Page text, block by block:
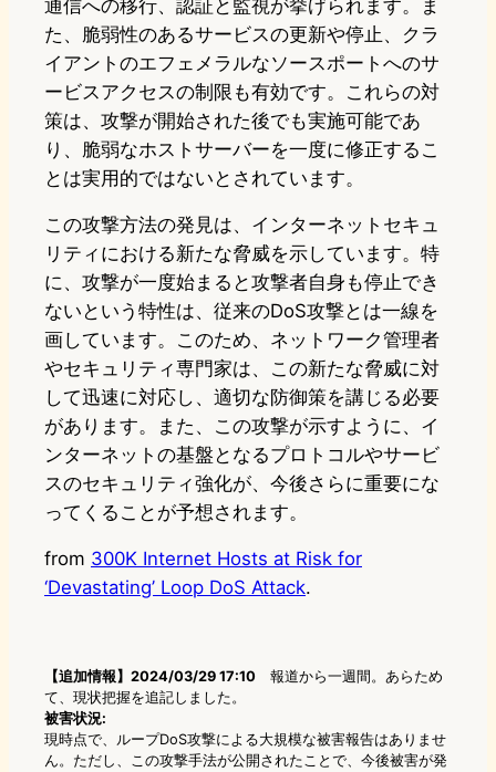
通信への移行、認証と監視が挙げられます。ま
た、脆弱性のあるサービスの更新や停止、クラ
イアントのエフェメラルなソースポートへのサ
ービスアクセスの制限も有効です。これらの対
策は、攻撃が開始された後でも実施可能であ
り、脆弱なホストサーバーを一度に修正するこ
とは実用的ではないとされています。
この攻撃方法の発見は、インターネットセキュ
リティにおける新たな脅威を示しています。特
に、攻撃が一度始まると攻撃者自身も停止でき
ないという特性は、従来のDoS攻撃とは一線を
画しています。このため、ネットワーク管理者
やセキュリティ専門家は、この新たな脅威に対
して迅速に対応し、適切な防御策を講じる必要
があります。また、この攻撃が示すように、イ
ンターネットの基盤となるプロトコルやサービ
スのセキュリティ強化が、今後さらに重要にな
ってくることが予想されます。
from 300K Internet Hosts at Risk for
‘Devastating’ Loop DoS Attack.
【追加情報】2024/03/29 17:10 報道から一週間。あらため
て、現状把握を追記しました。
被害状況:
現時点で、ループDoS攻撃による大規模な被害報告はありませ
ん。ただし、この攻撃手法が公開されたことで、今後被害が発